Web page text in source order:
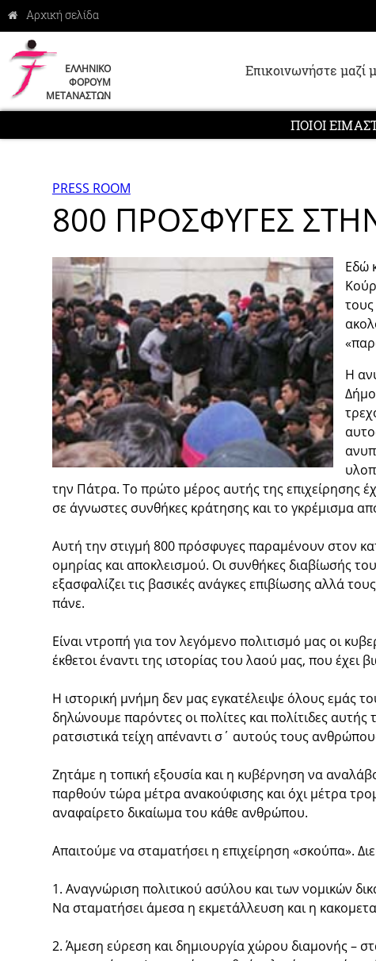
ΕΛΛΗΝΙΚΟ
ΦΟΡΟΥΜ
ΜΕΤΑΝΑΣΤΩΝ
Επικοινωνήστε μαζί
ΠΟΙΟΙ
PRESS ROOM
800 ΠΡΟΣΦΥΓΕΣ
Εδώ
Η
την Πάτρα. Το πρώτο μέρος αυτής της επιχείρησης
σε άγνωστες συνθήκες κράτησης και το γκρέμισμα
Αυτή την στιγμή 800 πρόσφυγες παραμένουν στον
ομηρίας και αποκλεισμού. Οι συνθήκες διαβίωσής
εξασφαλίζει τις βασικές ανάγκες επιβίωσης αλλά
πάνε.
Είναι ντροπή για τον λεγόμενο πολιτισμό μας οι
έκθετοι έναντι της ιστορίας του λαού μας, που
Η ιστορική μνήμη δεν μας εγκατέλειψε όλους εμάς
δηλώνουμε παρόντες οι πολίτες και πολίτιδες
ρατσιστικά τείχη απέναντι σ΄ αυτούς τους
Ζητάμε η τοπική εξουσία και η κυβέρνηση να
παρθούν τώρα μέτρα ανακούφισης και όχι μέτρα
αναφαίρετο δικαίωμα του κάθε ανθρώπου.
Απαιτούμε να σταματήσει η επιχείρηση «σκούπα».
1. Αναγνώριση πολιτικού ασύλου και των νομικών
Να σταματήσει άμεσα η εκμετάλλευση και η
2. Άμεση εύρεση και δημιουργία χώρου διαμονής –